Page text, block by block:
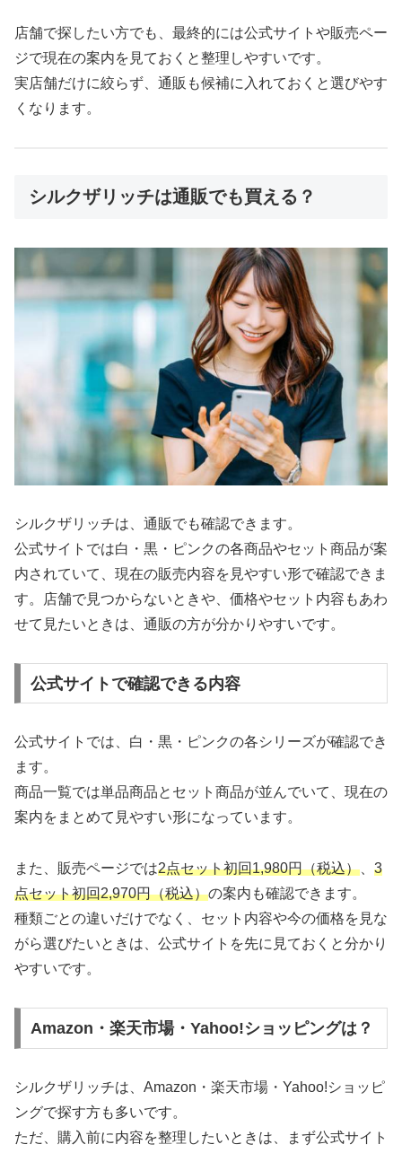
店舗で探したい方でも、最終的には公式サイトや販売ペー
ジで現在の案内を見ておくと整理しやすいです。
実店舗だけに絞らず、通販も候補に入れておくと選びやす
くなります。
シルクザリッチは通販でも買える？
シルクザリッチは、通販でも確認できます。
公式サイトでは白・黒・ピンクの各商品やセット商品が案
内されていて、現在の販売内容を見やすい形で確認できま
す。店舗で見つからないときや、価格やセット内容もあわ
せて見たいときは、通販の方が分かりやすいです。
公式サイトで確認できる内容
公式サイトでは、白・黒・ピンクの各シリーズが確認でき
ます。
商品一覧では単品商品とセット商品が並んでいて、現在の
案内をまとめて見やすい形になっています。
また、販売ページでは2点セット初回1,980円（税込）
3
点セット初回2,970円（税込）の案内も確認できます。
種類ごとの違いだけでなく、セット内容や今の価格を見な
がら選びたいときは、公式サイトを先に見ておくと分かり
やすいです。
Amazon・楽天市場・Yahoo!ショッピングは？
シルクザリッチは、Amazon・楽天市場・Yahoo!ショッピ
ングで探す方も多いです。
ただ、購入前に内容を整理したいときは、まず公式サイト